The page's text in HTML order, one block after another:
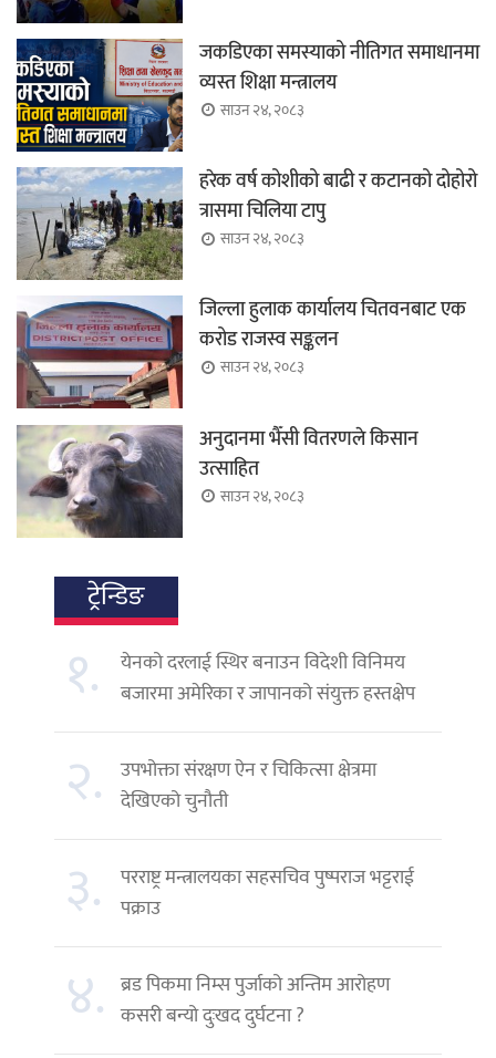
जकडिएका समस्याको नीतिगत समाधानमा
व्यस्त शिक्षा मन्त्रालय
साउन २४, २०८३
हरेक वर्ष कोशीको बाढी र कटानको दोहोरो
त्रासमा चिलिया टापु
साउन २४, २०८३
जिल्ला हुलाक कार्यालय चितवनबाट एक
करोड राजस्व सङ्कलन
साउन २४, २०८३
अनुदानमा भैँसी वितरणले किसान
उत्साहित
साउन २४, २०८३
ट्रेन्डिङ
१.
येनको दरलाई स्थिर बनाउन विदेशी विनिमय
बजारमा अमेरिका र जापानको संयुक्त हस्तक्षेप
२. उपभोक्ता संरक्षण ऐन र चिकित्सा क्षेत्रमा
देखिएको चुनौती
३.
परराष्ट्र मन्त्रालयका सहसचिव पुष्पराज भट्टराई
पक्राउ
४. ब्रड पिकमा निम्स पुर्जाको अन्तिम आरोहण
कसरी बन्यो दुःखद दुर्घटना ?